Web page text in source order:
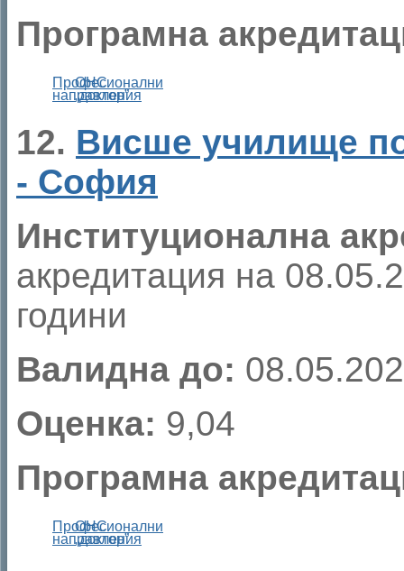
Програмна
Професионални
направления
ОНС
„доктор”
12. Висше училище
- София
Институционална
акредитация на
години
Валидна до:
Оценка: 9,04
Програмна
Професионални
направления
ОНС
„доктор”